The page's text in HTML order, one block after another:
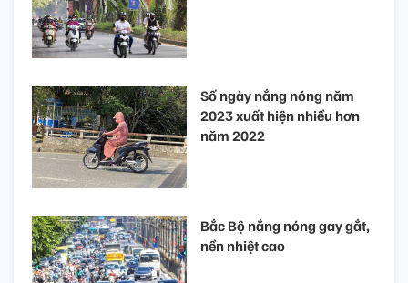
Số ngày nắng nóng năm
2023 xuất hiện nhiều hơn
năm 2022
Bắc Bộ nắng nóng gay gắt,
nền nhiệt cao